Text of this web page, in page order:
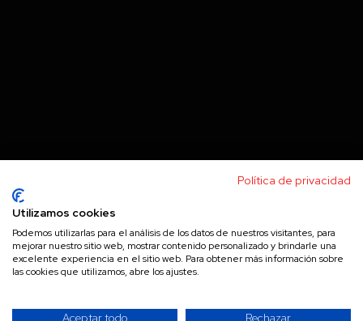
Política de privacidad
Utilizamos cookies
Podemos utilizarlas para el análisis de los datos de nuestros visitantes, para
mejorar nuestro sitio web, mostrar contenido personalizado y brindarle una
excelente experiencia en el sitio web. Para obtener más información sobre
las cookies que utilizamos, abre los ajustes.
Aceptar todo Rechazar